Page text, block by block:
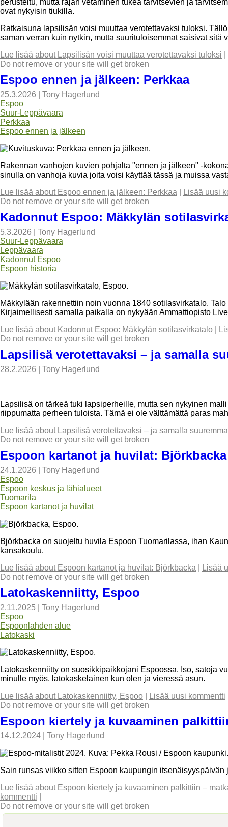
ovat nykyisin tiukilla.
Ratkaisuna lapsilisän voisi muuttaa verotettavaksi tuloksi.
saman verran kuin nytkin, mutta suurituloisemmat saisivat sitä
Lue lisää about Lapsilisän voisi muuttaa verotettavaksi tuloksi
Do not remove or your site will get broken
Espoo ennen ja jälkeen: Perkkaa
25.3.2026
Tony Hagerlund
Espoo
Suur-Leppävaara
Perkkaa
Espoo ennen ja jälkeen
Rakennan vanhojen kuvien pohjalta "ennen ja jälkeen" -
sinulla on vanhoja kuvia joita voisi käyttää tässä ja muissa
Lue lisää about Espoo ennen ja jälkeen: Perkkaa
Lisää uusi
Do not remove or your site will get broken
Kadonnut Espoo: Mäkkylän
5.3.2026
Tony Hagerlund
Suur-Leppävaara
Leppävaara
Kadonnut Espoo
Espoon historia
Mäkkylään rakennettiin noin vuonna 1840 sotilasvirkatalo.
Kirjaimellisesti samalla paikalla on nykyään Ammattiopisto
Lue lisää about Kadonnut Espoo: Mäkkylän sotilasvirkatalo
Do not remove or your site will get broken
Lapsilisä verotettavaksi – ja samalla
28.2.2026 Tony Hagerlund
Lapsilisä on tärkeä tuki lapsiperheille, mutta sen nykyinen
riippumatta perheen tuloista. Tämä ei ole välttämättä paras
Lue lisää about Lapsilisä verotettavaksi – ja samalla
Do not remove or your site will get broken
Espoon kartanot ja huvilat: Björkbacka
24.1.2026
Tony Hagerlund
Espoo
Espoon keskus ja lähialueet
Tuomarila
Espoon kartanot ja huvilat
Björkbacka on suojeltu huvila Espoon Tuomarilassa, ihan
kansakoulu.
Lue lisää about Espoon kartanot ja huvilat: Björkbacka
Lisää
Do not remove or your site will get broken
Latokaskenniitty, Espoo
2.11.2025
Tony Hagerlund
Espoo
Espoonlahden alue
Latokaski
Latokaskenniitty on suosikkipaikkojani Espoossa. Iso, satoja
minulle myös, latokaskelainen kun olen ja vieressä asun.
Lue lisää about Latokaskenniitty, Espoo Lisää uusi kommentti
Do not remove or your site will get broken
Espoon kiertely ja kuvaaminen
14.12.2024 Tony Hagerlund
Sain runsas viikko sitten Espoon kaupungin
Lue lisää about Espoon kiertely ja kuvaaminen palkittiin –
kommentti
Do not remove or your site will get broken